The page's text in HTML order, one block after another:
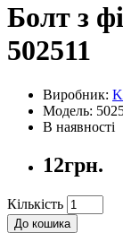
Болт з
502511
Виробник:
Модель:
В наявності
12грн.
Кількість
До кошика